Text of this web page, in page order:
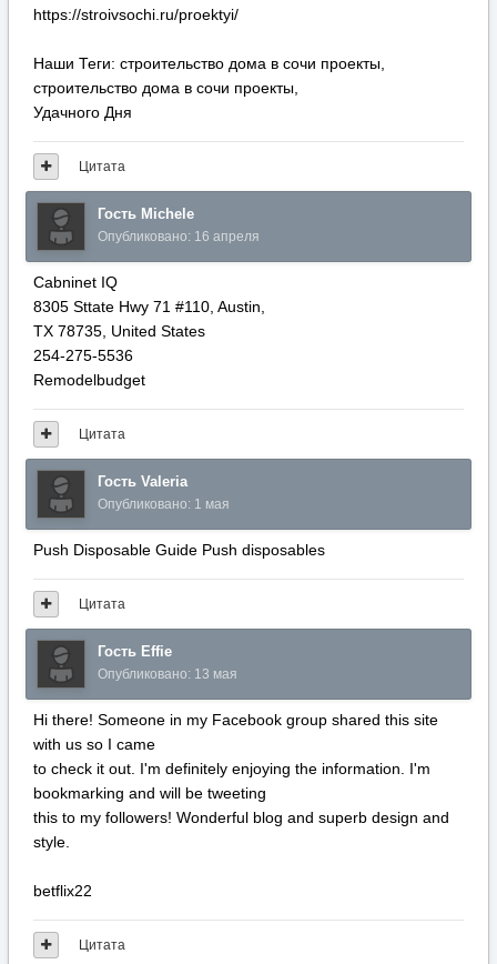
https://stroivsochi.ru/proektyi/
Наши Теги: строительство дома в сочи проекты,
строительство дома в сочи проекты,
Удачного Дня
Цитата
Гость Michele
Опубликовано: 16 апреля
Cabninet IQ
8305 Sttate Hwy 71 #110, Austin,
TX 78735, United Ѕtates
254-275-5536
Remodelbudget
Цитата
Гость Valeria
Опубликовано: 1 мая
Push Disposable Guide Push disposables
Цитата
Гость Effie
Опубликовано: 13 мая
Hi there! Someone in my Facebook group shared this site
with us so I came
to check it out. I'm definitely enjoying the information. I'm
bookmarking and will be tweeting
this to my followers! Wonderful blog and superb design and
style.
betflix22
Цитата